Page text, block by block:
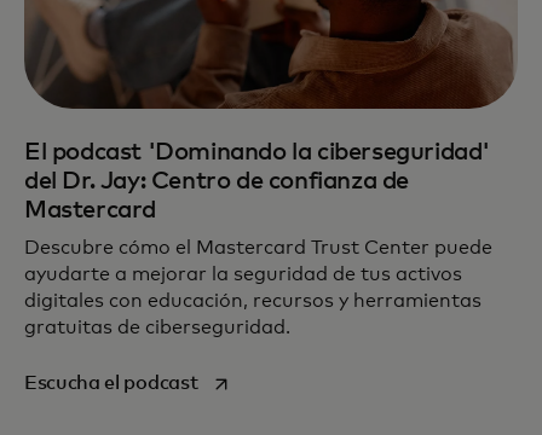
El podcast 'Dominando la ciberseguridad'
del Dr. Jay: Centro de confianza de
Mastercard
Descubre cómo el Mastercard Trust Center puede
ayudarte a mejorar la seguridad de tus activos
digitales con educación, recursos y herramientas
gratuitas de ciberseguridad.
Escucha el podcastse abre en una pestaña nueva